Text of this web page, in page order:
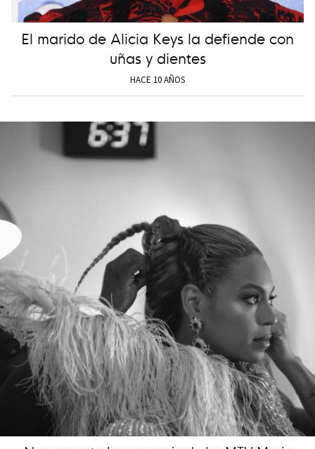
El marido de Alicia Keys la defiende con
uñas y dientes
HACE 10 AÑOS